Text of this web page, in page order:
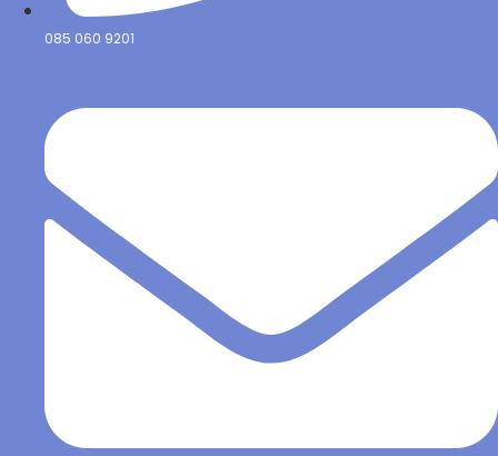
085 060 9201